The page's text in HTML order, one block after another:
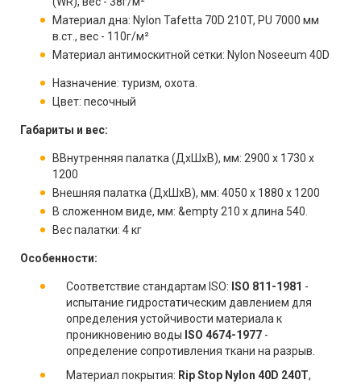
Материал дна: Nylon Tafetta 70D 210T, PU 7000 мм
в.ст., вес - 110г/м²
Материал антимоскитной сетки: Nylon Noseeum 40D
Назначение: туризм, охота.
Цвет: песочный
Габариты и вес:
ВВнутренняя палатка (ДхШхВ), мм: 2900 х 1730 х
1200
Внешняя палатка (ДхШхВ), мм: 4050 х 1880 х 1200
В сложенном виде, мм: &empty 210 x длина 540.
Вес палатки: 4 кг
Особенности:
Соответствие стандартам ISO: ISO 811-1981 -
испытание гидростатическим давлением для
определения устойчивости материала к
проникновению воды ISO 4674-1977-
определение сопротивления ткани на разрыв.
Материал покрытия: Rip Stop Nylon 40D 240T,